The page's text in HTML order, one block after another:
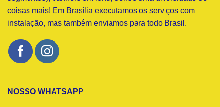
coisas mais! Em Brasília executamos os serviços com
instalação, mas também enviamos para todo Brasil.
NOSSO WHATSAPP